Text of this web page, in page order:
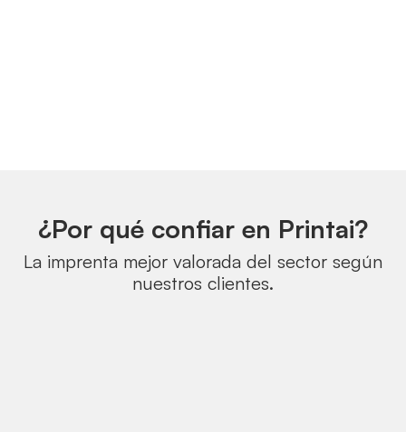
¿Por qué confiar en Printai?
La imprenta mejor valorada del sector según
nuestros clientes.